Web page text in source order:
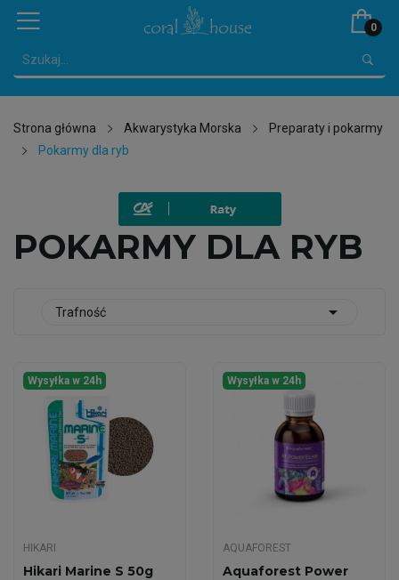
0
Strona główna Akwarystyka Morska
Preparaty i pokarmy
Pokarmy dla ryb
POKARMY DLA RYB
Trafność 
Wysyłka w 24h
HIKARI
Hikari Marine S 50g
Wysyłka w 24h
AQUAFOREST
Aquaforest Power